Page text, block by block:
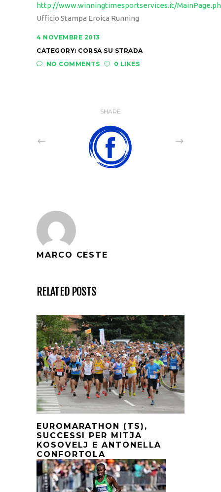
http://www.winningtimesportservices.it/
Ufficio Stampa Eroica Running
4 NOVEMBRE 2013
CATEGORY: CORSA SU STRADA
NO COMMENTS
0 LIKES
SHARE
MARCO CESTE
RELATED POSTS
EUROMARATHON (TS),
SUCCESSI PER MITJA
KOSOVELJ E ANTONELLA
CONFORTOLA